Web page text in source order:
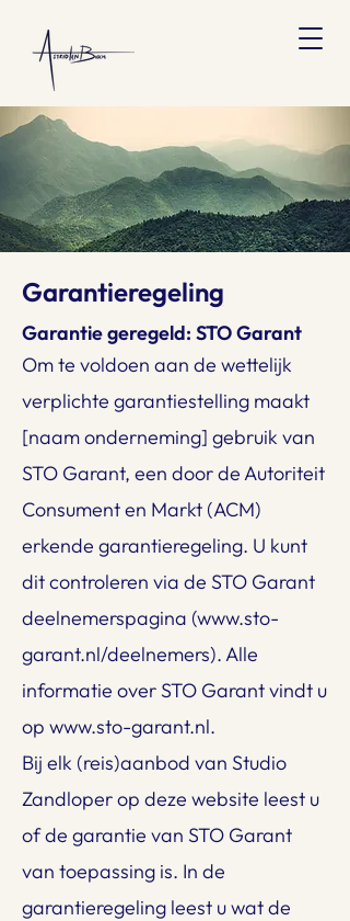
Garantieregeling
Garantie geregeld: STO Garant
Om te voldoen aan de wettelijk
verplichte garantiestelling maakt
[naam onderneming] gebruik van
STO Garant, een door de Autoriteit
Consument en Markt (ACM)
erkende garantieregeling. U kunt
dit controleren via de STO Garant
deelnemerspagina (www.sto-
garant.nl/deelnemers).Alle
informatie over STO Garant vindt u
op www.sto-garant.nl.
Bij elk (reis)aanbod van Studio
Zandloper op deze website leest u
of de garantie van STO Garant
van toepassing is. In de
garantieregeling leest u wat de